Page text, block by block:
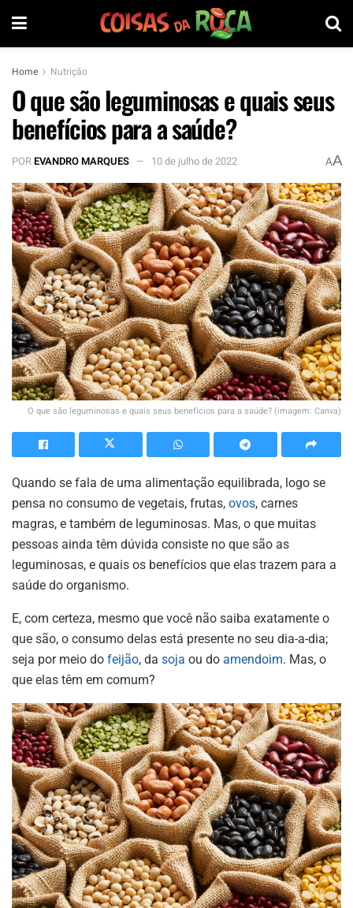
Home Nutrição
O que são leguminosas e quais seus
benefícios para a saúde?
POREVANDRO MARQUES 10 de julho de 2022 AA
O que são leguminosas e quais seus benefícios para a saúde? (imagem: Canva)
Quando se fala de uma alimentação equilibrada, logo se
pensa no consumo de vegetais, frutas, ovos, carnes
magras, e também de leguminosas. Mas, o que muitas
pessoas ainda têm dúvida consiste no que são as
leguminosas, e quais os benefícios que elas trazem para a
saúde do organismo.
E, com certeza, mesmo que você não saiba exatamente o
que são, o consumo delas está presente no seu dia-a-dia;
seja por meio do feijão, da soja ou do amendoim. Mas, o
que elas têm em comum?